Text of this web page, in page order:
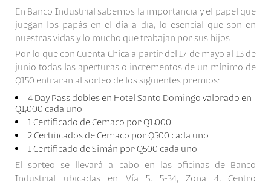
En Banco Industrial sabemos la importancia y el papel que
juegan los papás en el día a día, lo esencial que son en
nuestras vidas y lo mucho que trabajan por sus hijos.
Por lo que con Cuenta Chica a partir del 17 de mayo al 13 de
junio todas las aperturas o incrementos de un mínimo de
Q150 entraran al sorteo de los siguientes premios:
4 Day Pass dobles en Hotel Santo Domingo valorado en
Q1,000 cada uno
1 Certificado de Cemaco por Q1,000
2 Certificados de Cemaco por Q500 cada uno
1 Certificado de Simán por Q500 cada uno
El sorteo se llevará a cabo en las oficinas de Banco
Industrial ubicadas en Vía 5, 5-34, Zona 4, Centro